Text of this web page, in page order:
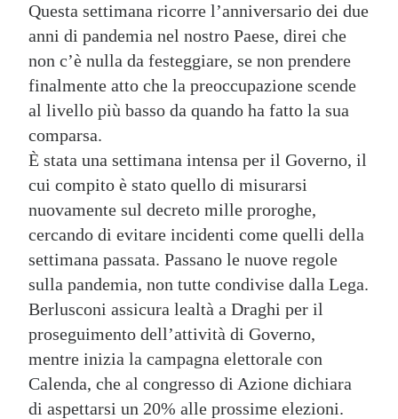
Questa settimana ricorre l’anniversario dei due
anni di pandemia nel nostro Paese, direi che
non c’è nulla da festeggiare, se non prendere
finalmente atto che la preoccupazione scende
al livello più basso da quando ha fatto la sua
comparsa.
È stata una settimana intensa per il Governo, il
cui compito è stato quello di misurarsi
nuovamente sul decreto mille proroghe,
cercando di evitare incidenti come quelli della
settimana passata. Passano le nuove regole
sulla pandemia, non tutte condivise dalla Lega.
Berlusconi assicura lealtà a Draghi per il
proseguimento dell’attività di Governo,
mentre inizia la campagna elettorale con
Calenda, che al congresso di Azione dichiara
di aspettarsi un 20% alle prossime elezioni.